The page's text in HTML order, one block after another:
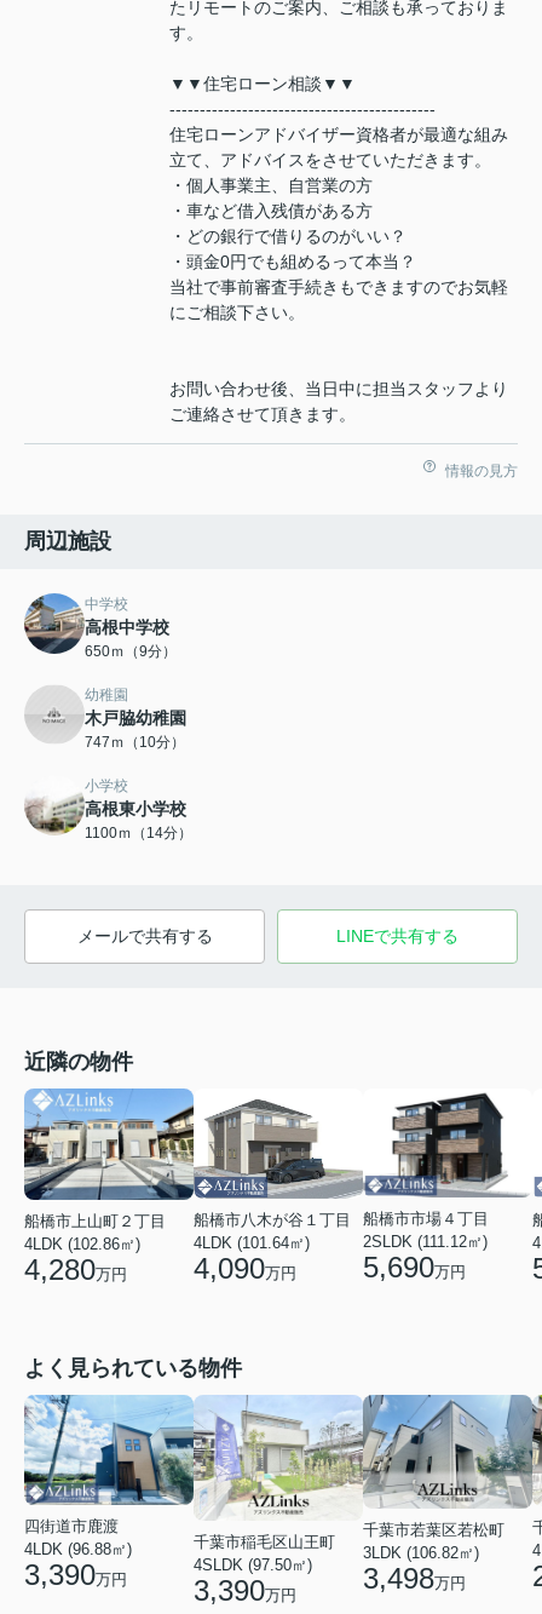
たリモートのご案内、ご相談も承っておりま
す。
▼▼住宅ローン相談▼▼
--------------------------------------------
住宅ローンアドバイザー資格者が最適な組み
立て、アドバイスをさせていただきます。
・個人事業主、自営業の方
・車など借入残債がある方
・どの銀行で借りるのがいい？
・頭金0円でも組めるって本当？
当社で事前審査手続きもできますのでお気軽
にご相談下さい。
お問い合わせ後、当日中に担当スタッフより
ご連絡させて頂きます。
情報の見方
周辺施設
中学校
高根中学校
650ｍ（9分）
幼稚園
木戸脇幼稚園
747ｍ（10分）
小学校
高根東小学校
1100ｍ（14分）
メールで共有する LINEで共有する
近隣の物件
船橋市上山町２丁目
4LDK (102.86㎡)
4,280万円
船橋市八木が谷１丁目
4LDK (101.64㎡)
4,090万円
船橋市市場４丁目
2SLDK (111.12㎡)
5,690万円
よく見られている物件
四街道市鹿渡
4LDK (96.88㎡)
3,390万円
千葉市稲毛区山王町
4SLDK (97.50㎡)
3,390万円
千葉市若葉区若松町
3LDK (106.82㎡)
3,498万円